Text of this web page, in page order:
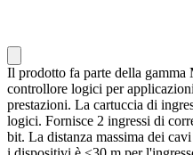
Il prodotto fa parte della
controllore logici per
prestazioni. La cartuccia di
logici. Fornisce 2 ingressi di
bit. La distanza massima dei